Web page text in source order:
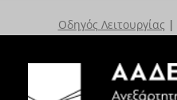
Οδηγός Λειτουργίας |